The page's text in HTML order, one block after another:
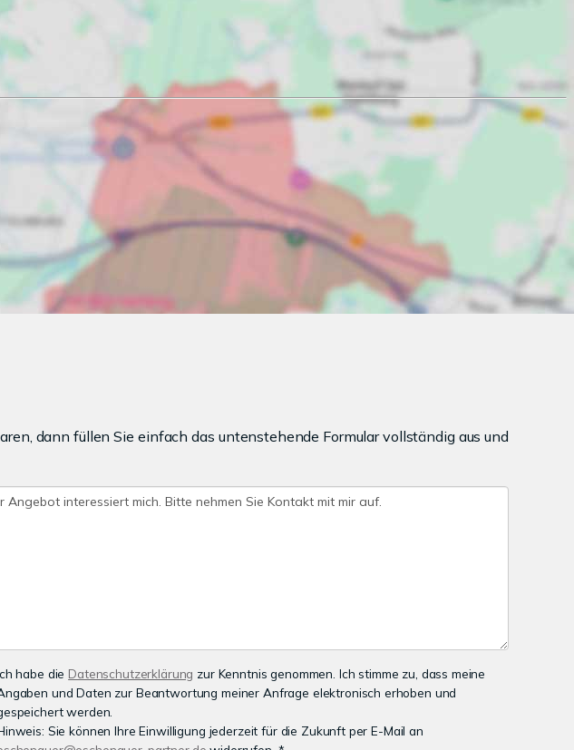
dann füllen Sie einfach das untenstehende Formular vollständig aus und
habe die Datenschutzerklärung zur Kenntnis genommen. Ich stimme zu, dass meine
und Daten zur Beantwortung meiner Anfrage elektronisch erhoben und
werden.
Sie können Ihre Einwilligung jederzeit für die Zukunft per E-Mail an